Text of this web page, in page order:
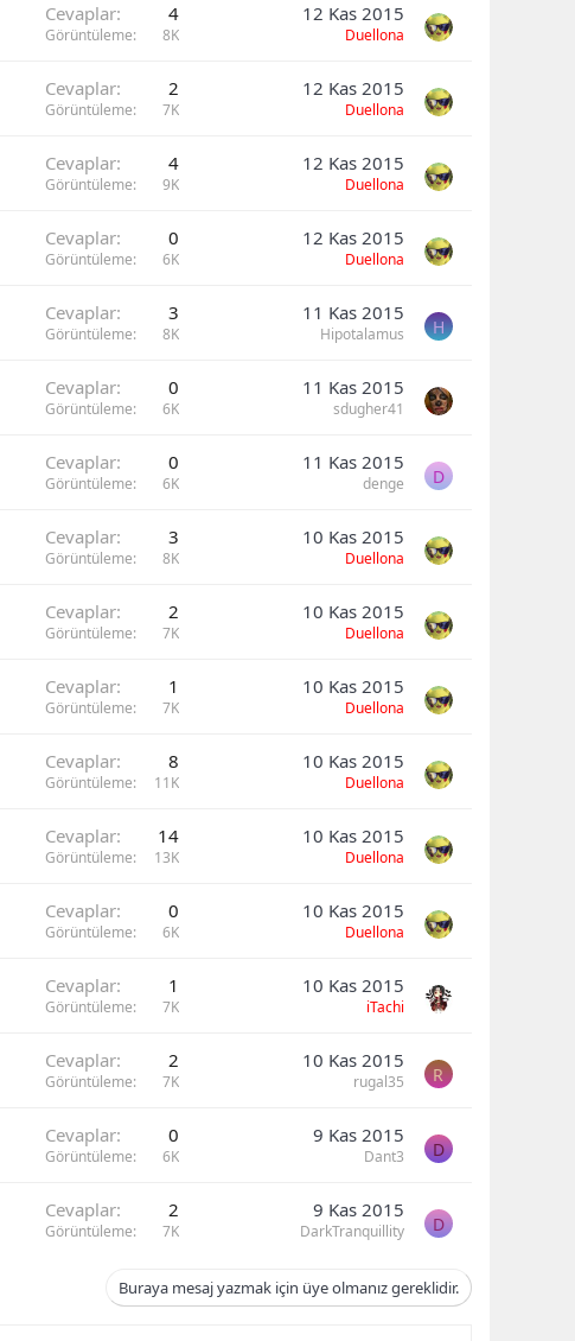
Cevaplar 4
Görüntüleme 8K
12 Kas 2015
Duellona
Cevaplar 2
Görüntüleme 7K
12 Kas 2015
Duellona
Cevaplar 4
Görüntüleme 9K
12 Kas 2015
Duellona
Cevaplar 0
Görüntüleme 6K
12 Kas 2015
Duellona
Cevaplar 3
Görüntüleme 8K
11 Kas 2015
Hipotalamus H
Cevaplar 0
Görüntüleme 6K
11 Kas 2015
sdugher41
Cevaplar 0
Görüntüleme 6K
11 Kas 2015
denge D
Cevaplar 3
Görüntüleme 8K
10 Kas 2015
Duellona
Cevaplar 2
Görüntüleme 7K
10 Kas 2015
Duellona
Cevaplar 1
Görüntüleme 7K
10 Kas 2015
Duellona
Cevaplar 8
Görüntüleme 11K
10 Kas 2015
Duellona
Cevaplar 14
Görüntüleme 13K
10 Kas 2015
Duellona
Cevaplar 0
Görüntüleme 6K
10 Kas 2015
Duellona
Cevaplar 1
Görüntüleme 7K
10 Kas 2015
iTachi
Cevaplar 2
Görüntüleme 7K
10 Kas 2015
rugal35 R
Cevaplar 0
Görüntüleme 6K
9 Kas 2015
Dant3 D
Cevaplar 2
Görüntüleme 7K
9 Kas 2015
DarkTranquillity D
Buraya mesaj yazmak için üye olmanız gereklidir.